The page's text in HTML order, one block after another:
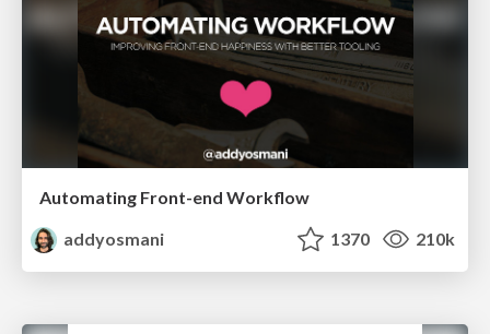
Automating Front-end Workflow
addyosmani
1370 210k